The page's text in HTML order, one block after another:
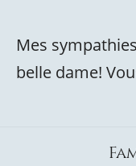
Mes
belle dame!